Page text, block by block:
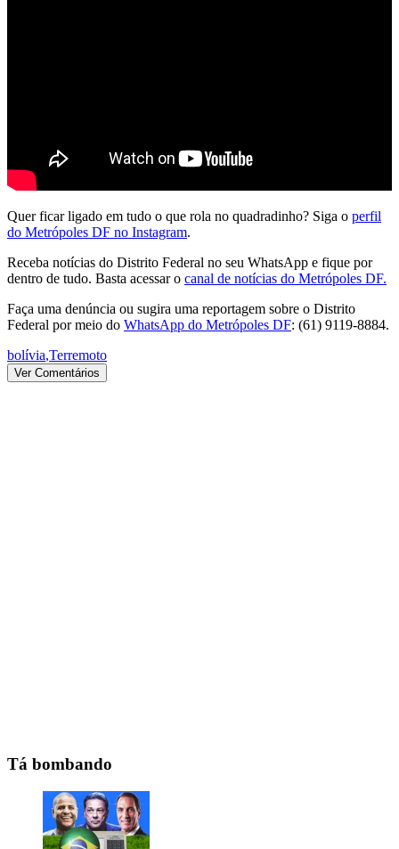
Quer ficar ligado em tudo o que rola no quadradinho? Siga o perfil
do Metrópoles DF no Instagram.
Receba notícias do Distrito Federal no seu WhatsApp e fique por
dentro de tudo. Basta acessar o canal de notícias do Metrópoles DF.
Faça uma denúncia ou sugira uma reportagem sobre o Distrito
Federal por meio do WhatsApp do Metrópoles DF: (61) 9119-8884.
bolívia,Terremoto
Ver Comentários
Tá bombando